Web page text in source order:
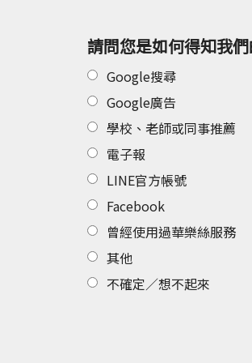
請問您是如何得知我
Google搜尋
Google廣告
學校、老師或同事推薦
電子報
LINE官方帳號
Facebook
曾經使用過華樂絲服務
其他
不確定／想不起來